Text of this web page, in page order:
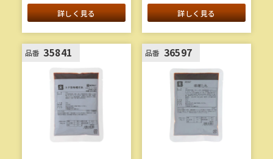
うすくちあんです。ほど
よいとろみがあり、かけ
るだけで照りツヤよく仕
上がります。
詳しく見る
す。
詳しく見る
品番 35841 品番 36597